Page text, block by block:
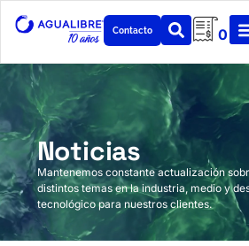
Contacto 0
Noticias
Mantenemos constante actualización
distintos temas en la industria, medio y
tecnológico para nuestros clientes.